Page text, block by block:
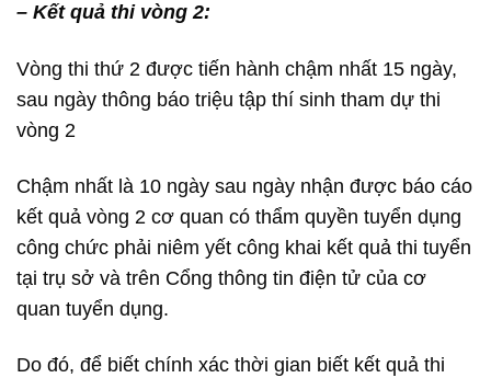
– Kết quả thi vòng 2:
Vòng thi thứ 2 được tiến hành chậm nhất 15 ngày,
sau ngày thông báo triệu tập thí sinh tham dự thi
vòng 2
Chậm nhất là 10 ngày sau ngày nhận được báo cáo
kết quả vòng 2 cơ quan có thẩm quyền tuyển dụng
công chức phải niêm yết công khai kết quả thi tuyển
tại trụ sở và trên Cổng thông tin điện tử của cơ
quan tuyển dụng.
Do đó, để biết chính xác thời gian biết kết quả thi